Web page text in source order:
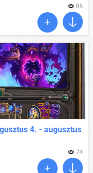
86
4. - augusztus
74